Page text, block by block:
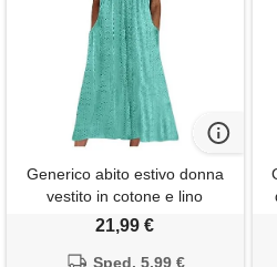
Generico abito estivo donna
vestito in cotone e lino
maniche corte elegante abiti
unita abito con bottoni boho
21,99 €
Sped. 5,99 €